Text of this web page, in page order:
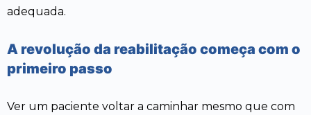
adequada.
A revolução da reabilitação começa com o
primeiro passo
Ver um paciente voltar a caminhar mesmo que com